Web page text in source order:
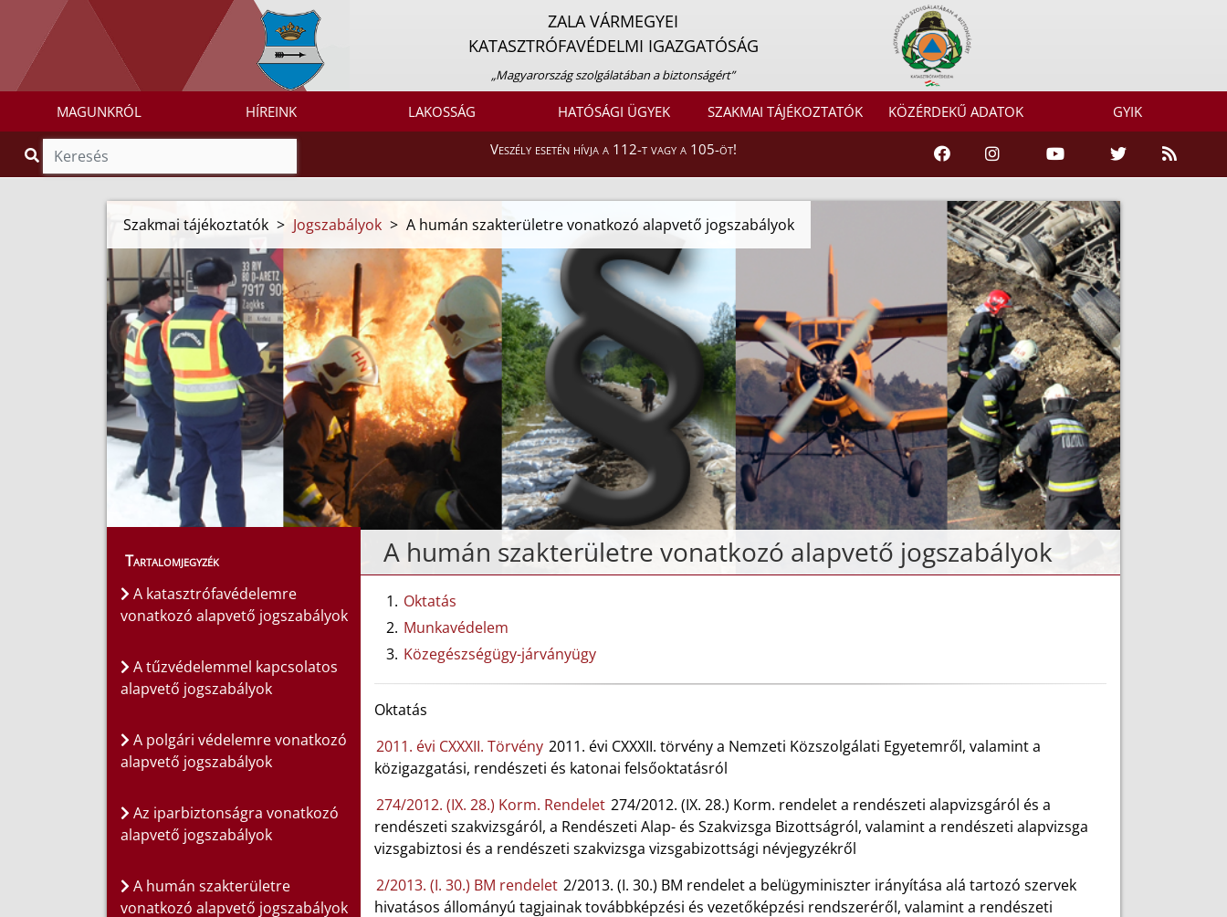
ZALA VÁRMEGYEI
KATASZTRÓFAVÉDELMI IGAZGATÓSÁG
„Magyarország szolgálatában a biztonságért”
MAGUNKRÓL HÍREINK LAKOSSÁG HATÓSÁGI ÜGYEK SZAKMAI TÁJÉKOZTATÓK KÖZÉRDEKŰ ADATOK GYIK
Veszély esetén hívja a 112-t vagy a 105-öt!
Szakmai tájékoztatók > Jogszabályok > A humán szakterületre vonatkozó alapvető jogszabályok
Tartalomjegyzék
A katasztrófavédelemre
vonatkozó alapvető jogszabályok
A tűzvédelemmel kapcsolatos
alapvető jogszabályok
A polgári védelemre vonatkozó
alapvető jogszabályok
Az iparbiztonságra vonatkozó
alapvető jogszabályok
A humán szakterületre
vonatkozó alapvető jogszabályok
A humán szakterületre vonatkozó alapvető jogszabályok
Oktatás
Munkavédelem
Közegészségügy-járványügy
Oktatás
2011. évi CXXXII. Törvény 2011. évi CXXXII. törvény a Nemzeti Közszolgálati Egyetemről, valamint a
közigazgatási, rendészeti és katonai felsőoktatásról
274/2012. (IX. 28.) Korm. Rendelet 274/2012. (IX. 28.) Korm. rendelet a rendészeti alapvizsgáról és a
rendészeti szakvizsgáról, a Rendészeti Alap- és Szakvizsga Bizottságról, valamint a rendészeti alapvizsga
vizsgabiztosi és a rendészeti szakvizsga vizsgabizottsági névjegyzékről
2/2013. (I. 30.) BM rendelet 2/2013. (I. 30.) BM rendelet a belügyminiszter irányítása alá tartozó szervek
hivatásos állományú tagjainak továbbképzési és vezetőképzési rendszeréről, valamint a rendészeti